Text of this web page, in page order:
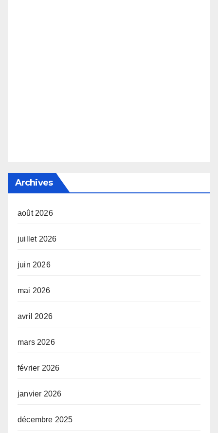
Archives
août 2026
juillet 2026
juin 2026
mai 2026
avril 2026
mars 2026
février 2026
janvier 2026
décembre 2025